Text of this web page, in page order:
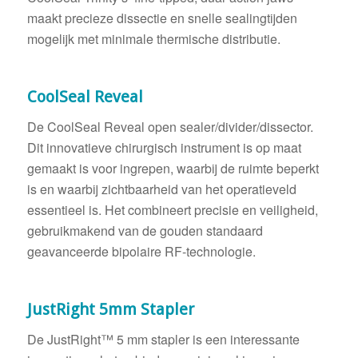
maakt precieze dissectie en snelle sealingtijden
mogelijk met minimale thermische distributie.
CoolSeal Reveal
De CoolSeal Reveal open sealer/divider/dissector.
Dit innovatieve chirurgisch instrument is op maat
gemaakt is voor ingrepen, waarbij de ruimte beperkt
is en waarbij zichtbaarheid van het operatieveld
essentieel is. Het combineert precisie en veiligheid,
gebruikmakend van de gouden standaard
geavanceerde bipolaire RF-technologie.
JustRight 5mm Stapler
De JustRight™ 5 mm stapler is een interessante